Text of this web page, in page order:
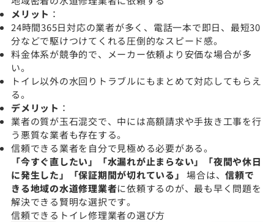
メリット ：
24時間365日対応の業者が多く、電話一本で即日、最短30
分などで駆けつけてくれる圧倒的なスピード感。
料金体系が競争的で、メーカー依頼より安価な場合が多
い。
トイレ以外の水回りトラブルにもまとめて対応してもらえ
る。
デメリット ：
業者の質が玉石混交で、中には高額請求や手抜き工事を行
う悪質な業者も存在する。
信頼できる業者を自分で見極める必要がある。
「今すぐ直したい」「水漏れが止まらない」「夜間や休日
に発生した」「保証期間が切れている」
場合は、信頼で
きる地域の水道修理業者に依頼するのが、最も早く問題を
解決できる賢明な選択です。
信頼できるトイレ修理業者の選び方